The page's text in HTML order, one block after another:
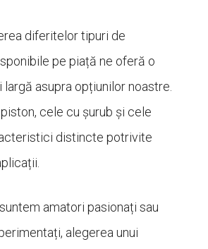
diferitelor tipuri de
pe piață ne oferă o
asupra opțiunilor noastre.
cele cu șurub și cele
distincte potrivite
amatori pasionați sau
alegerea unui